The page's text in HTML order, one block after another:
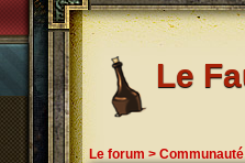
Le
Le forum > Communauté